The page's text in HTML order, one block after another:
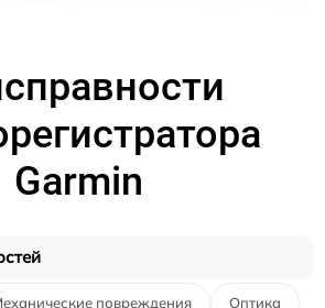
Garmin
повреждения Оптика